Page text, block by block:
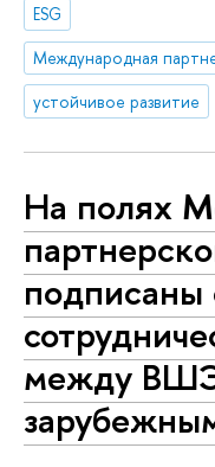
ESG
Международная
устойчивое развитие
На полях
подписаны
между